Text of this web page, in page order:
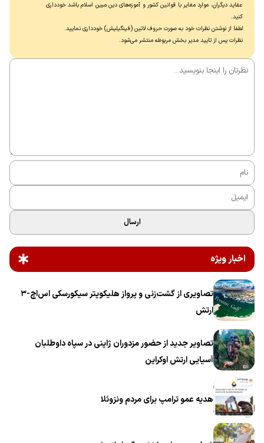
عقاید دیگران، موارد مغایر با قوانین کشور و آموزه‌های دین مبین اسلام باشد خودداری
کنید.
لطفا از نوشتن نظرات خود به صورت حروف لاتین (فینگیلیش) خودداری نماييد.
نظرات پس از تایید مدیر بخش مربوطه منتشر می‌شود.
ارسال
اخبار ویژه
تصاویری از گشت‌زنی و پرواز هلیکوپتر سیکورسکی اس‌اچ-۳
ارتش
تصاویر جدید از حضور مزدوران ژاپنی در سپاه داوطلبان
آسیایی ارتش اوکراین
هدیه عمو ترامپ برای مردم ونزوئلا